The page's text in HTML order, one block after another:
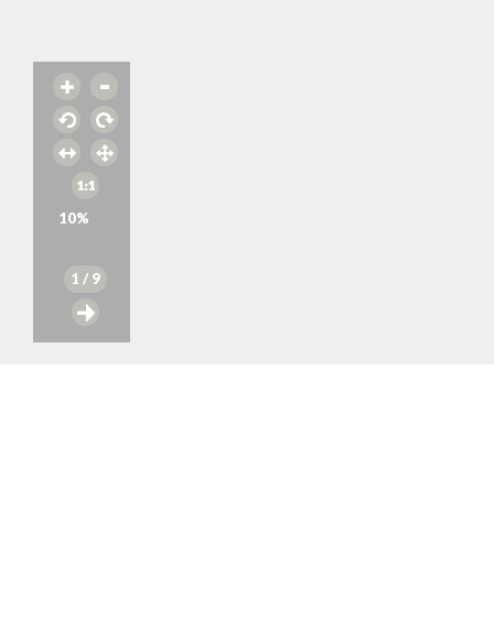
10%
1 / 9